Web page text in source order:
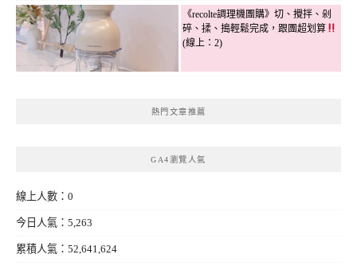
《recolte調理機團購》切、攪拌、剁
碎、揉、搗輕鬆完成，跟團超划算
(線上：2)
熱門文章推薦
GA4瀏覽人氣
線上人數：0
今日人氣：5,263
累積人氣：52,641,624